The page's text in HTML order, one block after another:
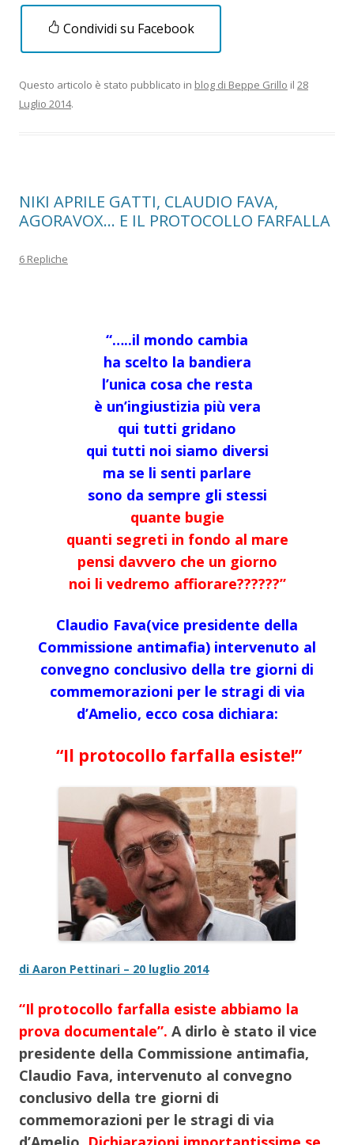
Condividi su Facebook
Questo articolo è stato pubblicato in blog di Beppe Grillo il 28
Luglio 2014.
NIKI APRILE GATTI, CLAUDIO FAVA,
AGORAVOX… E IL PROTOCOLLO FARFALLA
6 Repliche
“…..il mondo cambia
ha scelto la bandiera
l’unica cosa che resta
è un’ingiustizia più vera
qui tutti gridano
qui tutti noi siamo diversi
ma se li senti parlare
sono da sempre gli stessi
quante bugie
quanti segreti in fondo al mare
pensi davvero che un giorno
noi li vedremo affiorare??????”
Claudio Fava(vice presidente della
Commissione antimafia) intervenuto al
convegno conclusivo della tre giorni di
commemorazioni per le stragi di via
d’Amelio, ecco cosa dichiara:
“Il protocollo farfalla esiste!”
di Aaron Pettinari – 20 luglio 2014
“Il protocollo farfalla esiste abbiamo la
prova documentale”. A dirlo è stato il vice
presidente della Commissione antimafia,
Claudio Fava, intervenuto al convegno
conclusivo della tre giorni di
commemorazioni per le stragi di via